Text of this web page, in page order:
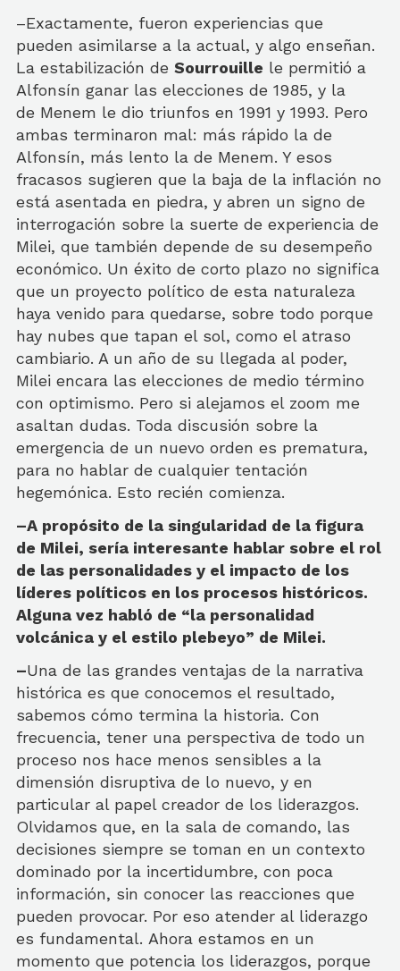
–Exactamente, fueron experiencias que
pueden asimilarse a la actual, y algo enseñan.
La estabilización de Sourrouille le permitió a
Alfonsín ganar las elecciones de 1985, y la
de Menem le dio triunfos en 1991 y 1993. Pero
ambas terminaron mal: más rápido la de
Alfonsín, más lento la de Menem. Y esos
fracasos sugieren que la baja de la inflación no
está asentada en piedra, y abren un signo de
interrogación sobre la suerte de experiencia de
Milei, que también depende de su desempeño
económico. Un éxito de corto plazo no significa
que un proyecto político de esta naturaleza
haya venido para quedarse, sobre todo porque
hay nubes que tapan el sol, como el atraso
cambiario. A un año de su llegada al poder,
Milei encara las elecciones de medio término
con optimismo. Pero si alejamos el zoom me
asaltan dudas. Toda discusión sobre la
emergencia de un nuevo orden es prematura,
para no hablar de cualquier tentación
hegemónica. Esto recién comienza.
–A propósito de la singularidad de la figura
de Milei, sería interesante hablar sobre el rol
de las personalidades y el impacto de los
líderes políticos en los procesos históricos.
Alguna vez habló de “la personalidad
volcánica y el estilo plebeyo” de Milei.
–Una de las grandes ventajas de la narrativa
histórica es que conocemos el resultado,
sabemos cómo termina la historia. Con
frecuencia, tener una perspectiva de todo un
proceso nos hace menos sensibles a la
dimensión disruptiva de lo nuevo, y en
particular al papel creador de los liderazgos.
Olvidamos que, en la sala de comando, las
decisiones siempre se toman en un contexto
dominado por la incertidumbre, con poca
información, sin conocer las reacciones que
pueden provocar. Por eso atender al liderazgo
es fundamental. Ahora estamos en un
momento que potencia los liderazgos, porque